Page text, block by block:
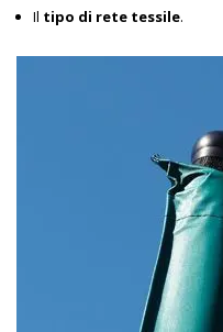
Il tipo di rete tessile.